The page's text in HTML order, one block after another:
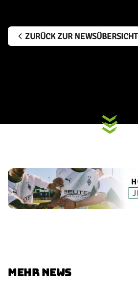
ZURÜCK ZUR NEWSÜBERSICHT
MEHR NEWS